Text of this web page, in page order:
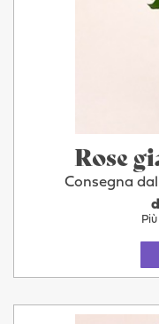
Rose
Consegna dal